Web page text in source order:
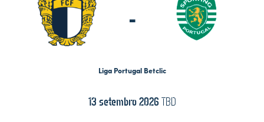
-
Liga Portugal Betclic
13 setembro 2026 TBD